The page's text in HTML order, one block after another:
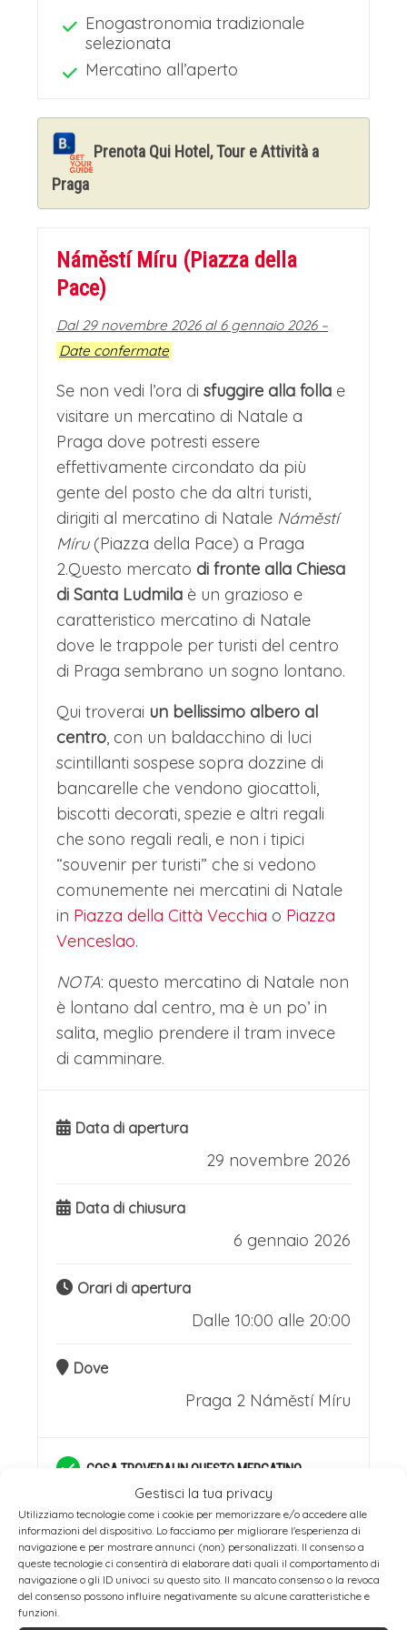
Gestisci la tua privacy
Utilizziamo tecnologie come i cookie per memorizzare e/o accedere alle
informazioni del dispositivo. Lo facciamo per migliorare l'esperienza di
navigazione e per mostrare annunci (non) personalizzati. Il consenso a
queste tecnologie ci consentirà di elaborare dati quali il comportamento di
navigazione o gli ID univoci su questo sito. Il mancato consenso o la revoca
del consenso possono influire negativamente su alcune caratteristiche e
funzioni.
storia respirano in ogni pietra, tra caffè
letterari, teatri e l'energia vibrante della
Vltava. Un luogo dove la magia del
presente.
Programma Facoltativo:
una visita guidata della città e andare
alla scoperta della sua storia millenaria
e dei suoi luoghi simbolo. La visita
guidata è fondamentale per chi, oltre
ai mercatini, vuole conoscere una città
cosi grande e ricca di storia. La visita si
concentrerà principalmente sulla Città
Vecchia e il quartiere ebraico.
La città custodisce nella sua Città
Vecchia (Staré Město) un fascino
medievale intatto. Piazze lastricate,
chiese gotiche e il maestoso Orologio
Astronomico convivono con l'energia
vibrante della capitale. Tra i suoi vicoli
si nasconde Josefov, l'antico quartiere
ebraico, un luogo di profonda
memoria e struggente bellezza.
La Città Vecchia incanta anche con i
suoi cortili silenziosi e i palazzi color
pastello, dove l'architettura barocca si
mescola a quella romanica. La vita
pulsante di Piazza della Città Vecchia,
con i suoi artisti di strada e i caffè
storici, contrasta con la pace che si
trova allontanandosi di pochi passi
dalle vie principali. Ogni angolo svela
vicolo che invita all'esplorazione,
rendendo ogni passeggiata una
lapidi secolari accatastate dal peso
della storia, e le sinagoghe storiche, tra
raccontano secoli di vita, cultura e
immergersi in un'atmosfera unica,
sospesa tra il ricordo della clausura nel
ghetto e lo splendore della rinascita,
respirando la stessa aria che ispirò
Enogastronomia tradizionale
selezionata
Mercatino all’aperto
Prenota Qui Hotel, Tour e Attività a
Praga
Náměstí Míru (Piazza della
Pace)
Dal 29 novembre 2026 al 6 gennaio 2026 –
Date confermate
Se non vedi l’ora di sfuggire alla folla e
visitare un mercatino di Natale a
Praga dove potresti essere
effettivamente circondato da più
gente del posto che da altri turisti,
dirigiti al mercatino di Natale Náměstí
Míru(Piazza della Pace) a Praga
2.Questo mercato di fronte alla Chiesa
di Santa Ludmila è un grazioso e
caratteristico mercatino di Natale
dove le trappole per turisti del centro
di Praga sembrano un sogno lontano.
Qui troverai un bellissimo albero al
centro, con un baldacchino di luci
scintillanti sospese sopra dozzine di
bancarelle che vendono giocattoli,
biscotti decorati, spezie e altri regali
che sono regali reali, e non i tipici
“souvenir per turisti” che si vedono
comunemente nei mercatini di Natale
in Piazza della Città Vecchia o Piazza
Venceslao.
NOTA: questo mercatino di Natale non
è lontano dal centro, ma è un po’ in
salita, meglio prendere il tram invece
di camminare.
Data di apertura
29 novembre 2026
Data di chiusura
6 gennaio 2026
Orari di apertura
Dalle 10:00 alle 20:00
Dove
Praga 2 Náměstí Míru
COSA TROVERAI IN QUESTO MERCATINO
Mercatino con casette in legno
Mercatino con banchi e gazebo